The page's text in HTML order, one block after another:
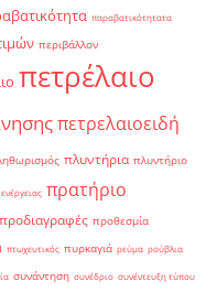
παραβατικότητατα
περιβάλλον
πετρέλαιο
πετρελαιοειδή
πλυντήρια πλυντήριο
πρατήριο
προδιαγραφές προθεσμία
πτωχευτικός πυρκαγιά ρεύμα ρούβλια
συνάντηση συνέδριο συνέντευξη τύπου